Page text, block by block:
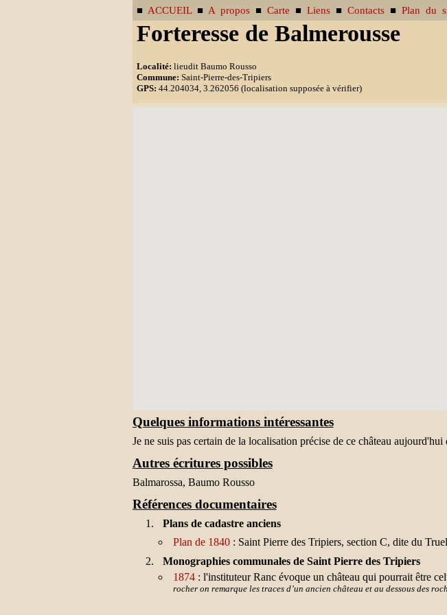
■ ACCUEIL■ A propos■ Carte ■ Liens■ Contacts■ Plan du
Forteresse de Balmerousse
Localité: lieudit Baumo Rousso
Commune: Saint-Pierre-des-Tripiers
GPS: 44.204034, 3.262056 (localisation supposée à vérifier)
Quelques informations intéressantes
Je ne suis pas certain de la localisation précise de ce château
Autres écritures possibles
Balmarossa, Baumo Rousso
Références documentaires
Plans de cadastre anciens
Plan de 1840: Saint Pierre des Tripiers, section C, dite du
Monographies communales de Saint Pierre des Tripiers
1874: l'instituteur Ranc évoque un château qui pourrait être
rocher on remarque les traces d’un ancien château et au dessous des